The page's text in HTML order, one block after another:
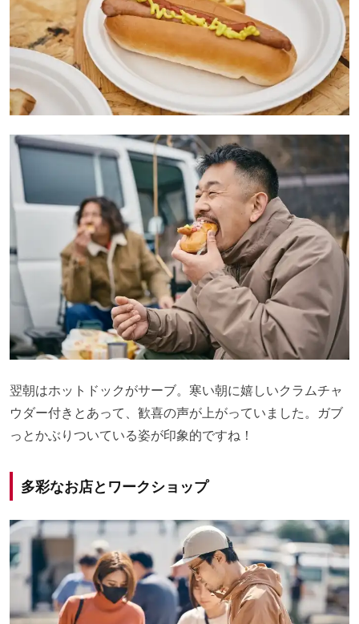
翌朝はホットドックがサーブ。寒い朝に嬉しいクラムチャ
ウダー付きとあって、歓喜の声が上がっていました。ガブ
っとかぶりついている姿が印象的ですね！
多彩なお店とワークショップ